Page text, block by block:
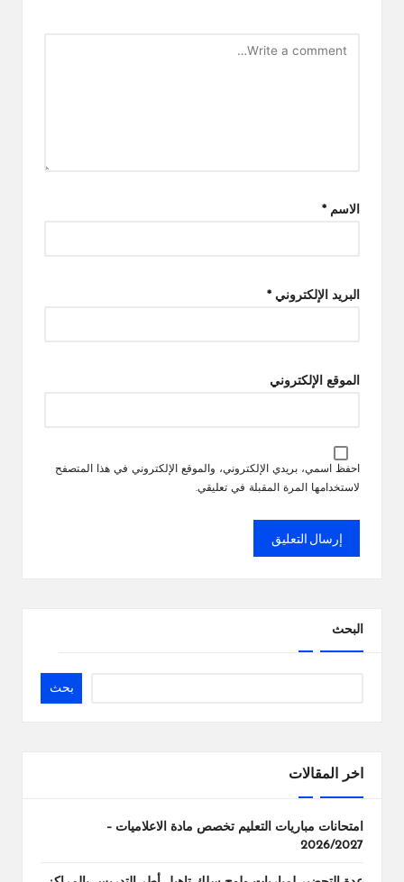
الاسم *
البريد الإلكتروني *
الموقع الإلكتروني
احفظ اسمي، بريدي الإلكتروني، والموقع الإلكتروني في هذا المتصفح
لاستخدامها المرة المقبلة في تعليقي.
البحث
بحث
اخر المقالات
امتحانات مباريات التعليم تخصص مادة الاعلاميات –
2026/2027